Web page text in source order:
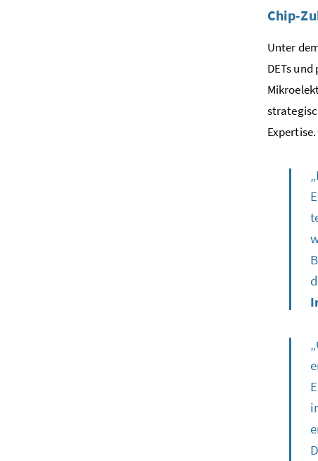
Chip-
Unter
DETs
Expertise.